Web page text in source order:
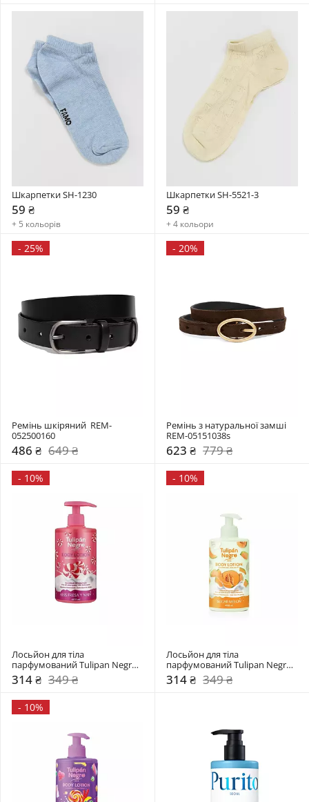
Шкарпетки SH-1230
59 ₴
+ 5 кольорів
Шкарпетки SH-5521-3
59 ₴
+ 4 кольори
- 25%
Ремінь шкіряний  REM-
052500160
486 ₴ 649 ₴
- 20%
Ремінь з натуральної замші
REM-05151038s
623 ₴ 779 ₴
- 10%
Лосьйон для тіла
парфумований Tulipan Negro
Полуничний крем
314 ₴ 349 ₴
- 10%
Лосьйон для тіла
парфумований Tulipan Negro
Цукрова диня
314 ₴ 349 ₴
- 10%